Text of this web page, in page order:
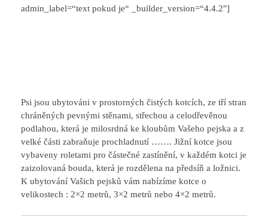
admin_label=“text pokud je“ _builder_version=“4.4.2″]
Psi jsou ubytováni v prostorných čistých kotcích, ze tří stran
chráněných pevnými stěnami, střechou a celodřevěnou
podlahou, která je milosrdná ke kloubům Vašeho pejska a z
velké části zabraňuje prochladnutí ……. Jižní kotce jsou
vybaveny roletami pro částečné zastínění, v každém kotci je
zaizolovaná bouda, která je rozdělena na předsíň a ložnici.
K ubytování Vašich pejsků vám nabízíme kotce o
velikostech : 2×2 metrů, 3×2 metrů nebo 4×2 metrů.